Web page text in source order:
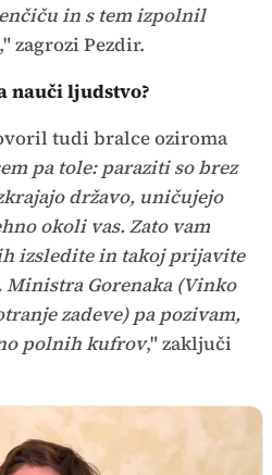
in s tem izpolnil
," zagrozi Pezdir.
nauči ljudstvo?
tudi bralce oziroma
pa tole: paraziti so brez
državo, uničujejo
okoli vas. Zato vam
izsledite in takoj prijavite
Gorenaka (Vinko
zadeve) pa pozivam,
polnih kufrov," zaključi